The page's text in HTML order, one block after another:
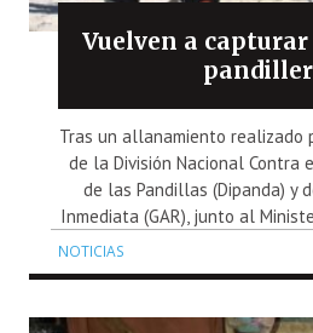
Vuelven a
Tras un allanamiento realizado
de la División Nacional Contra
de las Pandillas (Dipanda) y
Inmediata (GAR), junto al
NOTICIAS